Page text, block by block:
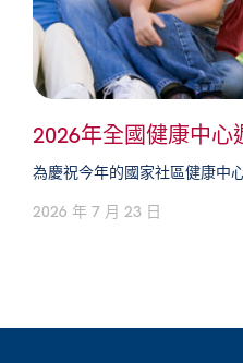
2026年全國健康中心
為慶祝今年的國家社區健康中
2026 年 7 月 23 日